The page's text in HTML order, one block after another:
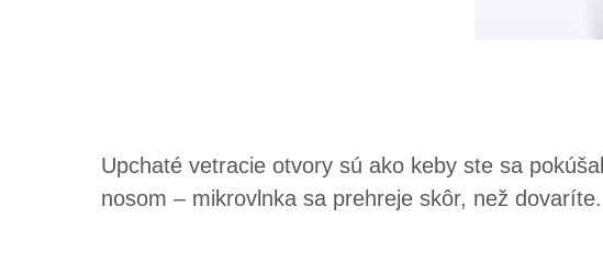
Upchaté vetracie otvory sú ako keby ste sa
nosom – mikrovlnka sa prehreje skôr, než dovaríte.